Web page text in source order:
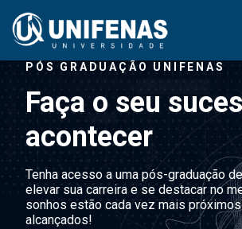
PÓS GRADUAÇÃO UNIFENAS
Faça o seu
acontecer
Tenha acesso a uma pós-graduação
elevar sua carreira e se destacar no
sonhos estão cada vez mais
alcançados!